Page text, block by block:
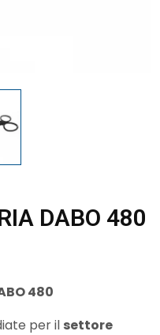
DABO 480
480
per il settore